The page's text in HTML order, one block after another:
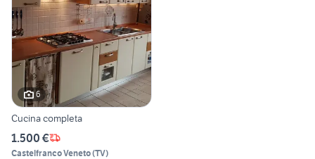
6
Cucina completa
1.500 €
Castelfranco Veneto(TV)